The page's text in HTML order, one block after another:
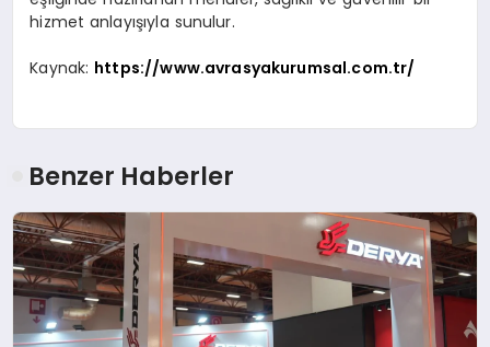
hizmet anlayışıyla sunulur.
Kaynak: https://www.avrasyakurumsal.com.tr/
Benzer Haberler